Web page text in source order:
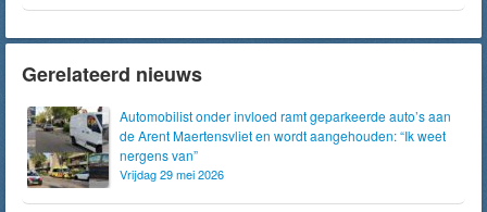
Gerelateerd nieuws
Automobilist onder invloed ramt geparkeerde auto’s aan
de Arent Maertensvliet en wordt aangehouden: “Ik weet
nergens van”
Vrijdag 29 mei 2026